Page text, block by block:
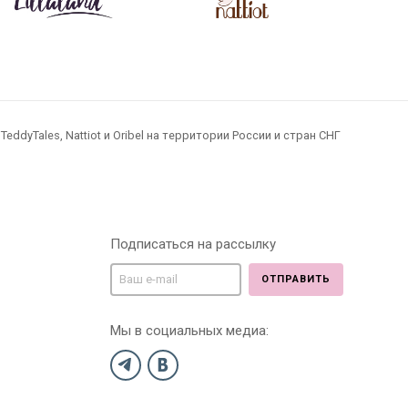
Nattiot и Oribel на территории России и стран СНГ
Подписаться на рассылку
ОТПРАВИТЬ
Мы в социальных медиа: